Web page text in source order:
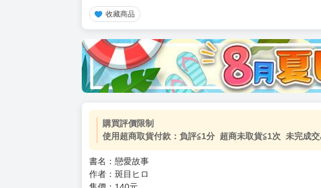
收藏商品
加價購 ( 共
(加購品) 買動漫★《$15元-加固紙箱包裝》